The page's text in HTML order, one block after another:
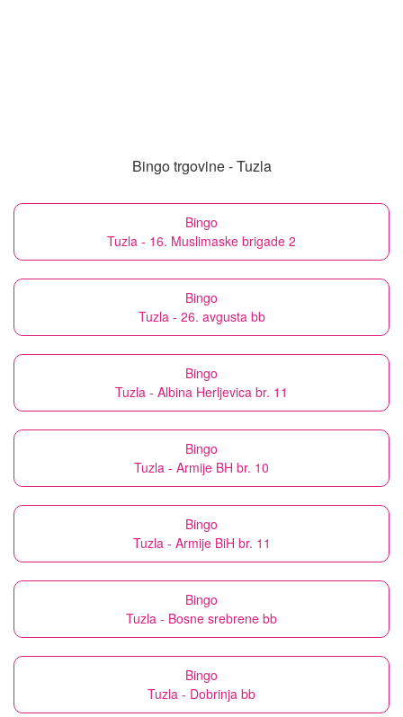
Bingo trgovine - Tuzla
Bingo
Tuzla - 16. Muslimaske brigade 2
Bingo
Tuzla - 26. avgusta bb
Bingo
Tuzla - Albina Herljevica br. 11
Bingo
Tuzla - Armije BH br. 10
Bingo
Tuzla - Armije BiH br. 11
Bingo
Tuzla - Bosne srebrene bb
Bingo
Tuzla - Dobrinja bb